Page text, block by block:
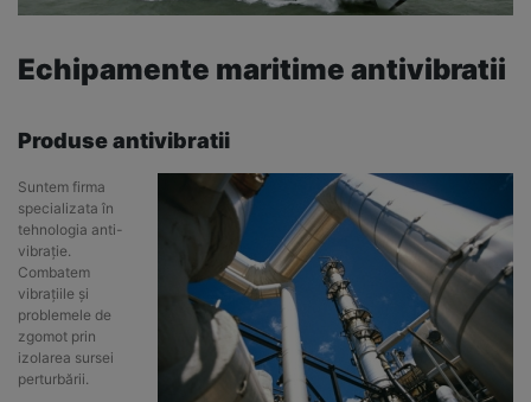
Echipamente maritime antivibratii
Produse antivibratii
Suntem firma
specializata în
tehnologia anti-
vibrație.
Combatem
vibrațiile și
problemele de
zgomot prin
izolarea sursei
perturbării.